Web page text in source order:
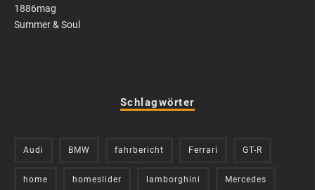
1886mag
Summer & Soul
Schlagwörter
Audi BMW fahrbericht Ferrari GT-R
home homeslider lamborghini Mercedes